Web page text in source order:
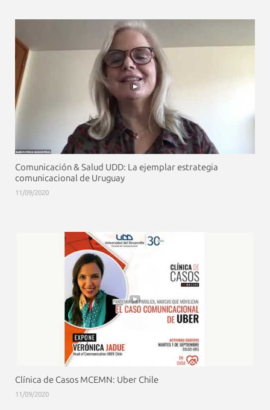
Comunicación & Salud UDD: La ejemplar estrategia
comunicacional de Uruguay
11/09/2020
Clínica de Casos MCEMN: Uber Chile
11/09/2020